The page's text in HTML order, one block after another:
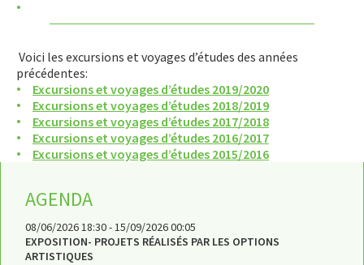
Voici les excursions et voyages d’études des années
précédentes:
Excursions et voyages d’études 2019/2020
Excursions et voyages d’études 2018/2019
Excursions et voyages d’études 2017/2018
Excursions et voyages d’études 2016/2017
Excursions et voyages d’études 2015/2016
AGENDA
08/06/2026 18:30 - 15/09/2026 00:05
EXPOSITION- PROJETS RÉALISÉS PAR LES OPTIONS
ARTISTIQUES